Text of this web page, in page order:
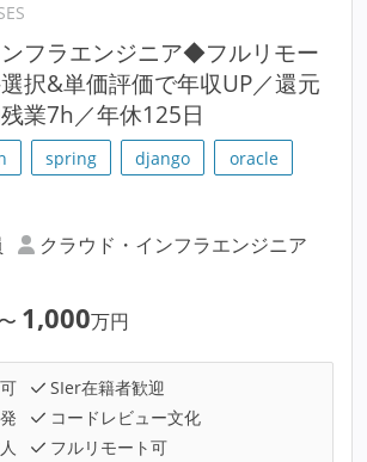
フラエンジニア◆フルリモー
択&単価評価で年収UP／還元
業7h／年休125日
spring django
oracle
クラウド・インフラエンジニア
〜 1,000万円
SIer在籍者歓迎
コードレビュー文化
フルリモート可